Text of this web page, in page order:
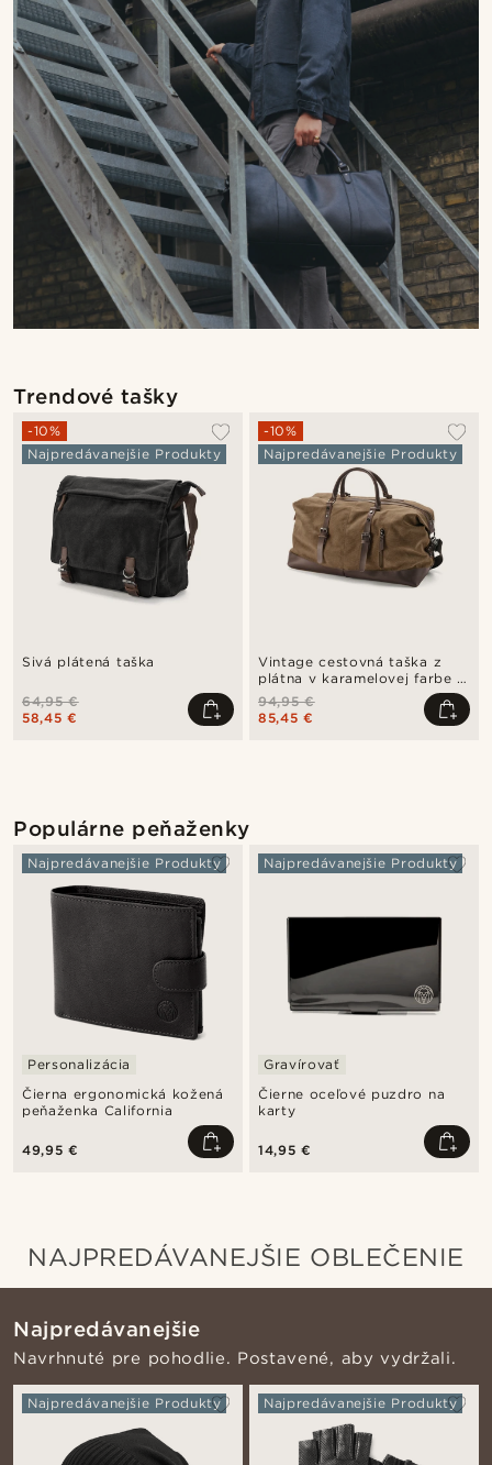
Trendové tašky
Sivá plátená taška
-10%
Najpredávanejšie Produkty
64,95 €
58,45 €
Vintage cestovná taška z
plátna v karamelovej farbe a
hnedej kože
-10%
Najpredávanejšie Produkty
94,95 €
85,45 €
Populárne peňaženky
Čierna ergonomická kožená
peňaženka California
Najpredávanejšie Produkty
Personalizácia
49,95 €
Čierne oceľové puzdro na
karty
Najpredávanejšie Produkty
Gravírovať
14,95 €
NAJPREDÁVANEJŠIE OBLEČENIE
Najpredávanejšie
Navrhnuté pre pohodlie. Postavené, aby vydržali.
Najpredávanejšie Produkty Najpredávanejšie Produkty